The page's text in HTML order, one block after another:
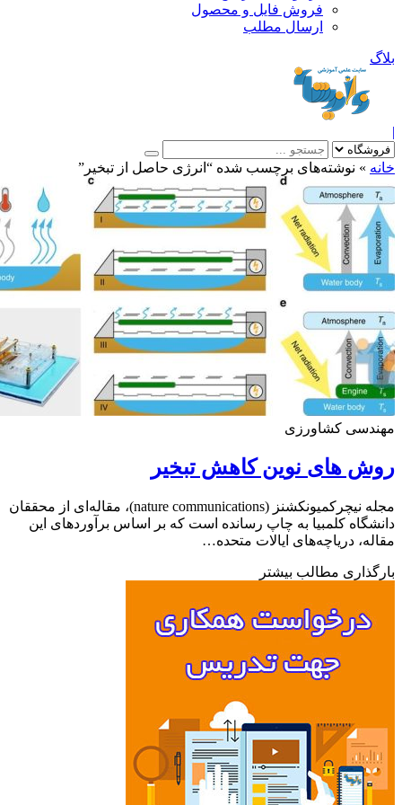
فروش فایل و محصول
ارسال مطلب
»نوشته‌های برچسب شده “انرژی حاصل از تبخیر”
کشاورزی
های نوین کاهش تبخیر
مجله نیچرکمیونکشنز (nature communications)، مقاله‌ای از محققان
کلمبیا به چاپ رسانده است که بر اساس برآوردهای این
دریاچه‌های ایالات متحده…
مطالب بیشتر